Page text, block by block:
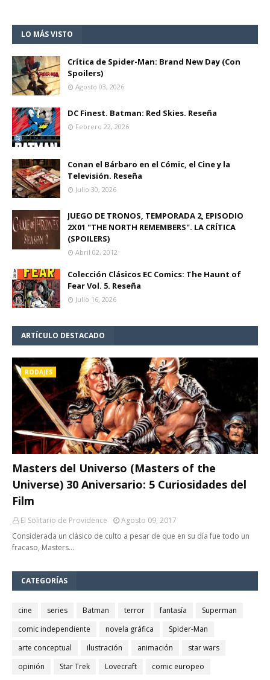
LO MÁS VISTO
Crítica de Spider-Man: Brand New Day (Con
Spoilers)
Agosto 03, 2026
DC Finest. Batman: Red Skies. Reseña
Febrero 22, 2026
Conan el Bárbaro en el Cómic, el Cine y la
Televisión. Reseña
Julio 30, 2026
JUEGO DE TRONOS, TEMPORADA 2, EPISODIO
2X01 "THE NORTH REMEMBERS". LA CRÍTICA
(SPOILERS)
Abril 02, 2012
Colección Clásicos EC Comics: The Haunt of
Fear Vol. 5. Reseña
Julio 16, 2026
ARTÍCULO DESTACADO
RODAJES
Masters del Universo (Masters of the
Universe) 30 Aniversario: 5 Curiosidades del
Film
El Solitario de Providence
Agosto 09, 2017
Considerada un clásico de culto a pesar de que en su día fue todo un
fracaso, Masters…
CATEGORÍAS
cine series Batman terror fantasía
Superman
comic independiente
novela gráfica
Spider-Man
arte conceptual
ilustración animación
star wars
opinión
Star Trek Lovecraft comic europeo